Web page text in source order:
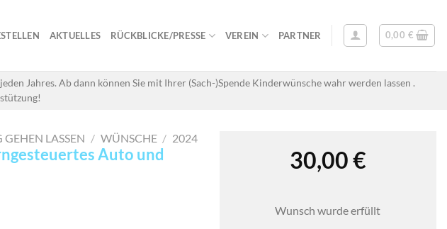
AKTUELLES RÜCKBLICKE/PRESSE VEREIN PARTNER 0,00 €
Jahres. Ab dann können Sie mit Ihrer (Sach-)Spende Kinderwünsche wahr werden lassen .
LASSEN / WÜNSCHE / 2024
Auto und
30,00€
Wunsch wurde erfüllt